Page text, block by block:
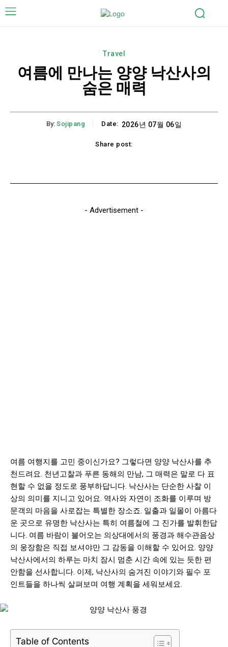
Travel
여름에 만나는 양양 낙산사의
숨은 매력
By: Sojipang Date: 2026년 07월 06일
Share post:
- Advertisement -
여름 여행지를 고민 중이신가요? 그렇다면 양양 낙산사를 추
천드려요. 천년고찰과 푸른 동해의 만남, 그 매력은 말로 다 표
현할 수 없을 정도로 풍부하답니다. 낙산사는 단순한 사찰 이
상의 의미를 지니고 있어요. 역사와 자연이 조화를 이루며 방
문객의 마음을 사로잡는 특별한 장소죠. 일출과 일몰이 아름다
운 곳으로 유명한 낙산사는 특히 여름철에 그 진가를 발휘한답
니다. 여름 바람이 불어오는 의상대에서의 풍경과 해수관음상
의 웅장함은 직접 보셔야만 그 감동을 이해할 수 있어요. 양양
낙산사에서의 하루는 마치 잠시 멈춘 시간 속에 있는 듯한 편
안함을 선사합니다. 이제, 낙산사의 숨겨진 이야기와 필수 포
인트들을 하나씩 살펴보며 여행 계획을 세워보세요.
Table of Contents